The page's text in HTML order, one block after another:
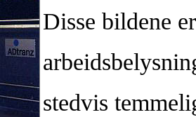
Disse bildene
stedvis